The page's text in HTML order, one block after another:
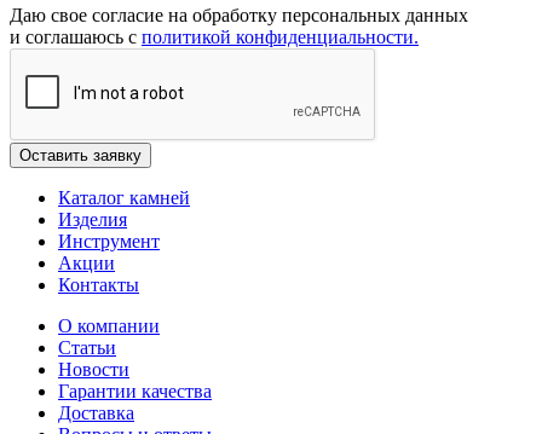
Даю свое согласие на обработку персональных данных
и соглашаюсь с политикой конфиденциальности.
Каталог камней
Изделия
Инструмент
Акции
Контакты
О компании
Статьи
Новости
Гарантии качества
Доставка